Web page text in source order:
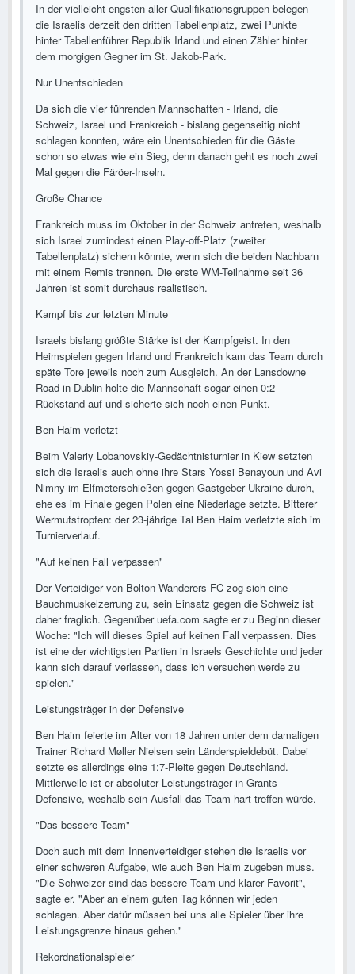
In der vielleicht engsten aller Qualifikationsgruppen belegen
die Israelis derzeit den dritten Tabellenplatz, zwei Punkte
hinter Tabellenführer Republik Irland und einen Zähler hinter
dem morgigen Gegner im St. Jakob-Park.
Nur Unentschieden
Da sich die vier führenden Mannschaften - Irland, die
Schweiz, Israel und Frankreich - bislang gegenseitig nicht
schlagen konnten, wäre ein Unentschieden für die Gäste
schon so etwas wie ein Sieg, denn danach geht es noch zwei
Mal gegen die Färöer-Inseln.
Große Chance
Frankreich muss im Oktober in der Schweiz antreten, weshalb
sich Israel zumindest einen Play-off-Platz (zweiter
Tabellenplatz) sichern könnte, wenn sich die beiden Nachbarn
mit einem Remis trennen. Die erste WM-Teilnahme seit 36
Jahren ist somit durchaus realistisch.
Kampf bis zur letzten Minute
Israels bislang größte Stärke ist der Kampfgeist. In den
Heimspielen gegen Irland und Frankreich kam das Team durch
späte Tore jeweils noch zum Ausgleich. An der Lansdowne
Road in Dublin holte die Mannschaft sogar einen 0:2-
Rückstand auf und sicherte sich noch einen Punkt.
Ben Haim verletzt
Beim Valeriy Lobanovskiy-Gedächtnisturnier in Kiew setzten
sich die Israelis auch ohne ihre Stars Yossi Benayoun und Avi
Nimny im Elfmeterschießen gegen Gastgeber Ukraine durch,
ehe es im Finale gegen Polen eine Niederlage setzte. Bitterer
Wermutstropfen: der 23-jährige Tal Ben Haim verletzte sich im
Turnierverlauf.
"Auf keinen Fall verpassen"
Der Verteidiger von Bolton Wanderers FC zog sich eine
Bauchmuskelzerrung zu, sein Einsatz gegen die Schweiz ist
daher fraglich. Gegenüber uefa.com sagte er zu Beginn dieser
Woche: "Ich will dieses Spiel auf keinen Fall verpassen. Dies
ist eine der wichtigsten Partien in Israels Geschichte und jeder
kann sich darauf verlassen, dass ich versuchen werde zu
spielen."
Leistungsträger in der Defensive
Ben Haim feierte im Alter von 18 Jahren unter dem damaligen
Trainer Richard Møller Nielsen sein Länderspieldebüt. Dabei
setzte es allerdings eine 1:7-Pleite gegen Deutschland.
Mittlerweile ist er absoluter Leistungsträger in Grants
Defensive, weshalb sein Ausfall das Team hart treffen würde.
"Das bessere Team"
Doch auch mit dem Innenverteidiger stehen die Israelis vor
einer schweren Aufgabe, wie auch Ben Haim zugeben muss.
"Die Schweizer sind das bessere Team und klarer Favorit",
sagte er. "Aber an einem guten Tag können wir jeden
schlagen. Aber dafür müssen bei uns alle Spieler über ihre
Leistungsgrenze hinaus gehen."
Rekordnationalspieler